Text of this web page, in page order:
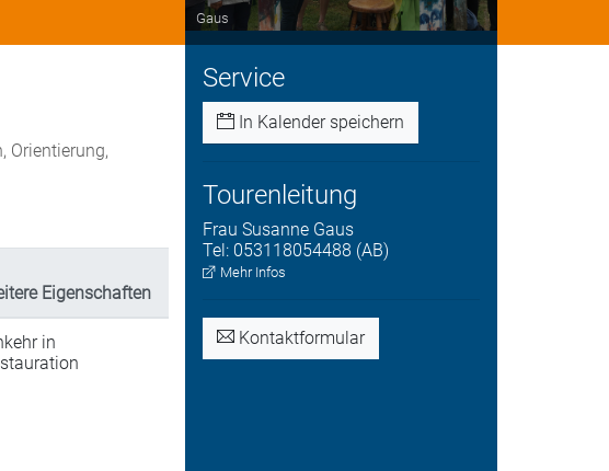
Gaus
Service
In Kalender speichern
Tourenleitung
Frau Susanne Gaus
Tel: 053118054488 (AB)
Mehr Infos
Kontaktformular
Orientierung,
Eigenschaften
in